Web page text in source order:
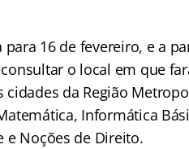
para 16 de fevereiro, e a
o local em que
cidades da Região
Informática
e Noções de Direito.